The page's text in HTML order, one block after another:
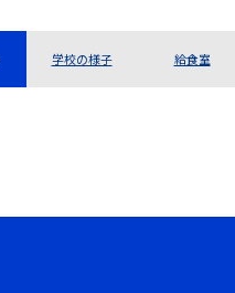
学校の様子 給食室